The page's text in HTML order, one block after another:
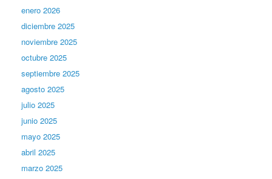
enero 2026
diciembre 2025
noviembre 2025
octubre 2025
septiembre 2025
agosto 2025
julio 2025
junio 2025
mayo 2025
abril 2025
marzo 2025